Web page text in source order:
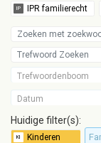
Trefwoordenboom
Datum
Huidige filter(s):